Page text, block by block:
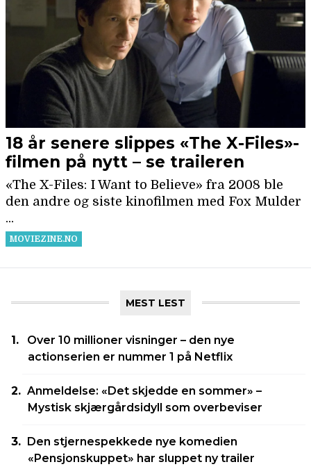
MEST LEST
Over 10 millioner visninger – den nye
actionserien er nummer 1 på Netflix
Anmeldelse: «Det skjedde en sommer» –
Mystisk skjærgårdsidyll som overbeviser
Den stjernespekkede nye komedien
«Pensjonskuppet» har sluppet ny trailer